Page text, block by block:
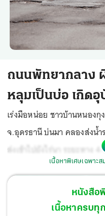
ถนนพัทยากลาง
หลุมเป็นบ่อ เกิด
เร่งมือหน่อย ชาวบ้านหนอง
จ.อุดรธานี บ่นมา คลองส่งน้
ส่งเข้าไปยังไร่นา ระยะทาง
งานสักที เพราะระบบเชื่อม
ช่วยเร่งดำเนินการด้วย ชาวบ้
มองท่อมานานแล้ว
เนื้อหาพิเศษเฉพาะ
หนังสือ
เนื้อหาครบทุ